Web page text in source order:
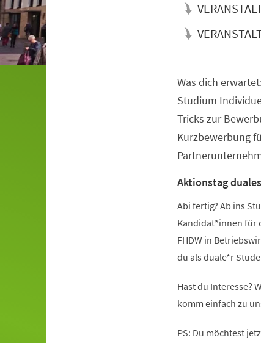
Was dich
Studium
Tricks zur
Kurzbewerbung
Ak­ti­ons­tag
Abi fertig? Ab ins
Kandidat*innen für
FHDW in
du als duale*r
Hast du Interesse?
komm einfach zu
PS: Du möchtest